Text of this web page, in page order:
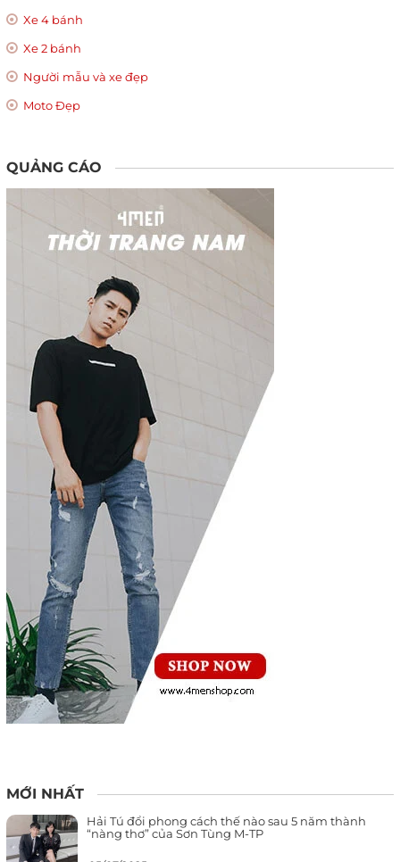
Xe 4 bánh
Xe 2 bánh
Người mẫu và xe đẹp
Moto Đẹp
QUẢNG CÁO
MỚI NHẤT
Hải Tú đổi phong cách thế nào sau 5 năm thành
“nàng thơ” của Sơn Tùng M-TP